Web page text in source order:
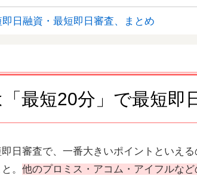
日融資・最短即日審査、まとめ
最短20分」で最短即
日審査で、一番大きいポイントといえ
。 他のプロミス・アコム・アイフルな